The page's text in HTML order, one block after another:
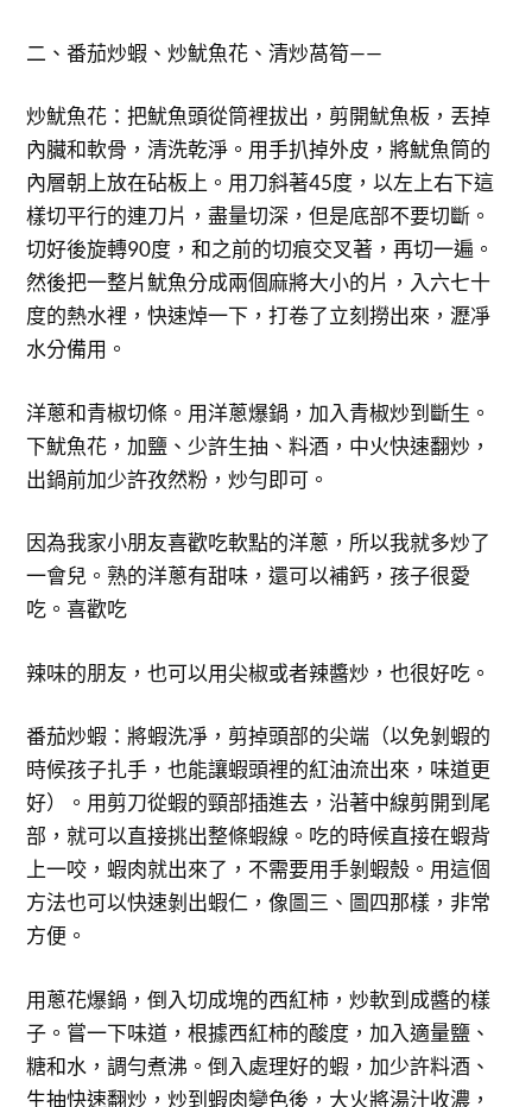
二、番茄炒蝦、炒魷魚花、清炒萵筍——
炒魷魚花：把魷魚頭從筒裡拔出，剪開魷魚板，丟掉
內臟和軟骨，清洗乾淨。用手扒掉外皮，將魷魚筒的
內層朝上放在砧板上。用刀斜著45度，以左上右下這
樣切平行的連刀片，盡量切深，但是底部不要切斷。
切好後旋轉90度，和之前的切痕交叉著，再切一遍。
然後把一整片魷魚分成兩個麻將大小的片，入六七十
度的熱水裡，快速焯一下，打卷了立刻撈出來，瀝凈
水分備用。
洋蔥和青椒切條。用洋蔥爆鍋，加入青椒炒到斷生。
下魷魚花，加鹽、少許生抽、料酒，中火快速翻炒，
出鍋前加少許孜然粉，炒勻即可。
因為我家小朋友喜歡吃軟點的洋蔥，所以我就多炒了
一會兒。熟的洋蔥有甜味，還可以補鈣，孩子很愛
吃。喜歡吃
辣味的朋友，也可以用尖椒或者辣醬炒，也很好吃。
番茄炒蝦：將蝦洗凈，剪掉頭部的尖端（以免剝蝦的
時候孩子扎手，也能讓蝦頭裡的紅油流出來，味道更
好）。用剪刀從蝦的頸部插進去，沿著中線剪開到尾
部，就可以直接挑出整條蝦線。吃的時候直接在蝦背
上一咬，蝦肉就出來了，不需要用手剝蝦殼。用這個
方法也可以快速剝出蝦仁，像圖三、圖四那樣，非常
方便。
用蔥花爆鍋，倒入切成塊的西紅柿，炒軟到成醬的樣
子。嘗一下味道，根據西紅柿的酸度，加入適量鹽、
糖和水，調勻煮沸。倒入處理好的蝦，加少許料酒、
生抽快速翻炒，炒到蝦肉變色後，大火將湯汁收濃，